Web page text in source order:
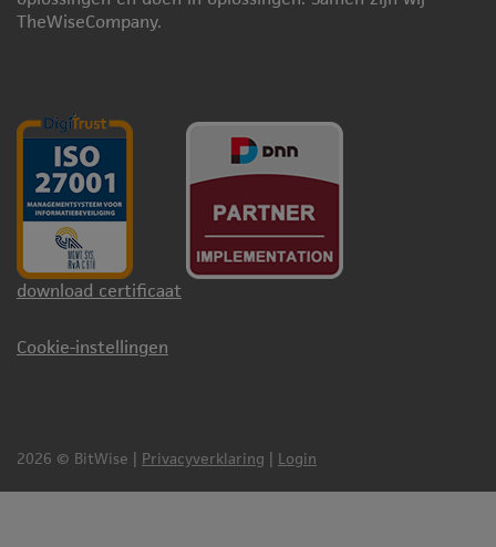
TheWiseCompany.
download certificaat
Cookie-instellingen
2026 © BitWise | Privacyverklaring | Login